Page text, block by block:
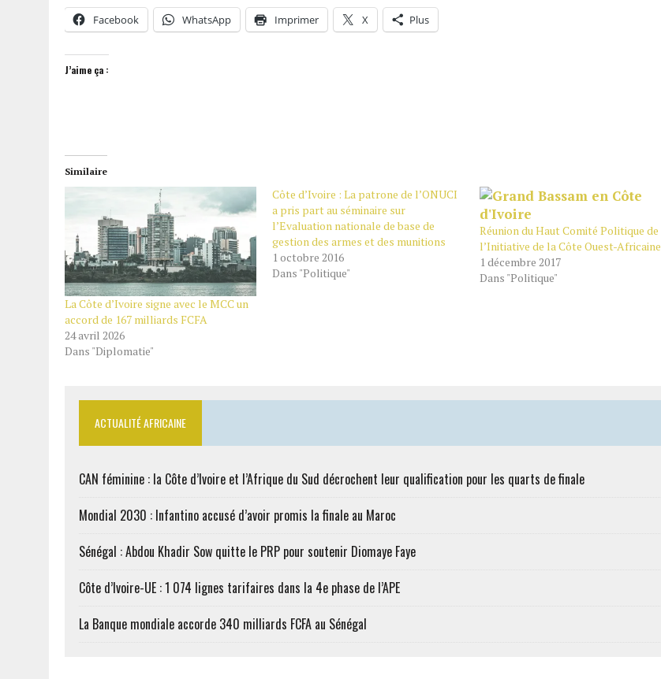
Facebook WhatsApp Imprimer X Plus
J’aime ça :
Similaire
La Côte d’Ivoire signe avec le MCC un
accord de 167 milliards FCFA
24 avril 2026
Dans "Diplomatie"
Côte d’Ivoire : La patrone de l’ONUCI
a pris part au séminaire sur
l’Evaluation nationale de base de
gestion des armes et des munitions
1 octobre 2016
Dans "Politique"
Réunion du Haut Comité Politique de
l’Initiative de la Côte Ouest-Africaine
1 décembre 2017
Dans "Politique"
ACTUALITÉ AFRICAINE
CAN féminine : la Côte d’Ivoire et l’Afrique du Sud décrochent leur qualification pour les quarts de finale
Mondial 2030 : Infantino accusé d’avoir promis la finale au Maroc
Sénégal : Abdou Khadir Sow quitte le PRP pour soutenir Diomaye Faye
Côte d’Ivoire-UE : 1 074 lignes tarifaires dans la 4e phase de l’APE
La Banque mondiale accorde 340 milliards FCFA au Sénégal